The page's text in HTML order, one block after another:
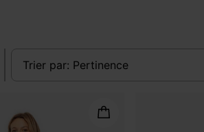
trier par: pertinence